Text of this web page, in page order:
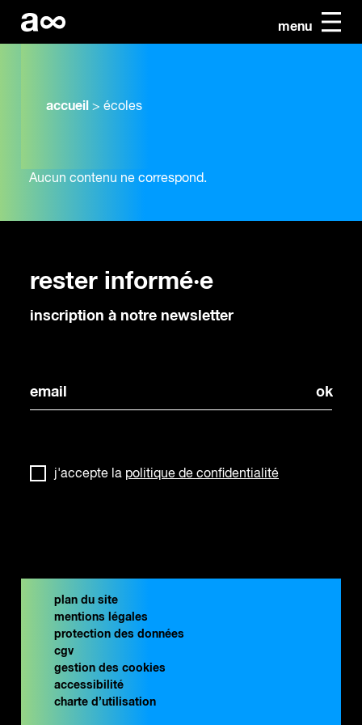
menu
accueil > écoles
Aucun contenu ne correspond.
rester informé·e
inscription à notre newsletter
j'accepte la politique de confidentialité
plan du site
mentions légales
protection des données
cgv
gestion des cookies
accessibilité
charte d’utilisation